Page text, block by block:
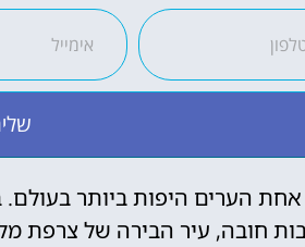
הערים היפות ביותר בעולם.
חובה, עיר הבירה של צרפת